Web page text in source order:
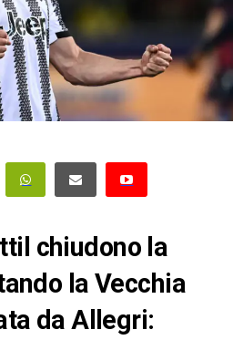
chiudono la
la Vecchia
da Allegri: